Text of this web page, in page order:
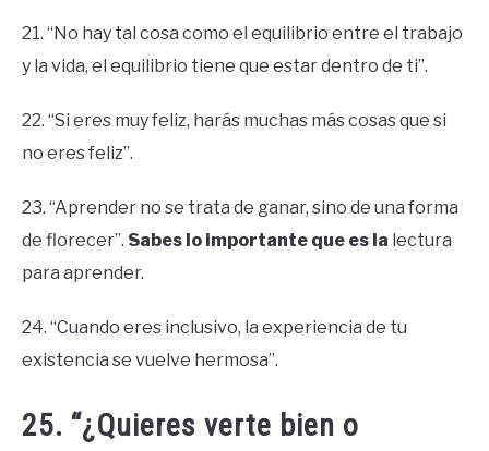
21. “No hay tal cosa como el equilibrio entre el trabajo
y la vida, el equilibrio tiene que estar dentro de ti”.
22. “Si eres muy feliz, harás muchas más cosas que si
no eres feliz”.
23. “Aprender no se trata de ganar, sino de una forma
de florecer”. Sabes lo importante que es la lectura
para aprender.
24. “Cuando eres inclusivo, la experiencia de tu
existencia se vuelve hermosa”.
25. “¿Quieres verte bien o